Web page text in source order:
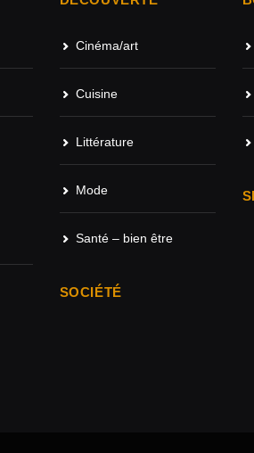
Cinéma/art
Cuisine
Littérature
Mode
Santé – bien être
SOCIÉTÉ